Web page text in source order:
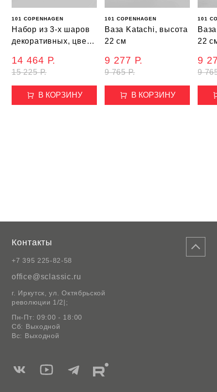
101 COPENHAGEN
Набор из 3-х шаров
декоративных, цвет
см/8см/5см
15 225 Р.
14 464 Р.
В КОРЗИНУ
101 COPENHAGEN
Ваза Katachi, высота
22 см
9 765 Р.
9 277 Р.
В КОРЗИНУ
101
22
9
9
Контакты
+7 395 225-82-58
office@sclassic.ru
г. Иркутск, ул. Октябрьской
революции 1/2|;
Пн-Пт: 09:00 - 18:00
Сб: Выходной
Вс: Выходной
Мы
Мы
Мы
Мы